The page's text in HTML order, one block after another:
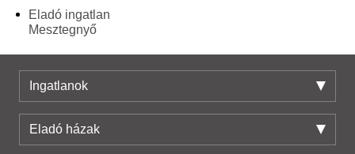
Eladó ingatlan
Mesztegnyő
Ingatlanok
Eladó házak